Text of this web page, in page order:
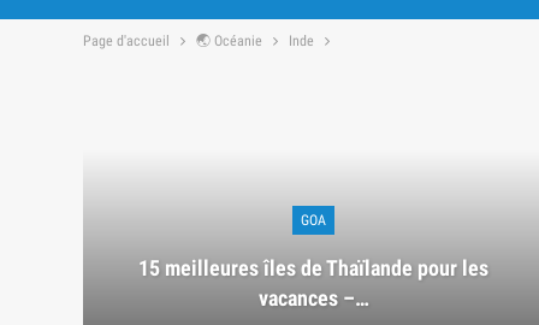
Page d'accueil 🌏 Océanie Inde
GOA
15 meilleures îles de Thaïlande pour les
vacances –…